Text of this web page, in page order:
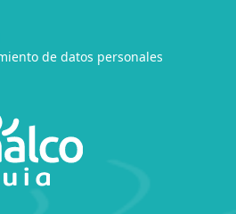
de datos personales